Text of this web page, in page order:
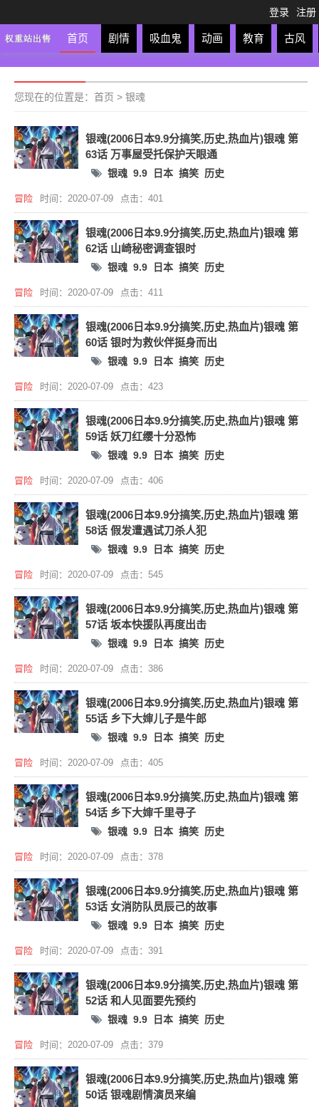
登录 注册
首页 剧情 吸血鬼 动画 教育 古风
轻松 校园 科幻 亲子 格斗 运动 恋爱 竞
您现在的位置是： 首页 > 银魂
银魂(2006日本9.9分搞笑,历史,热血片)银魂 第
63话 万事屋受托保护天眼通
银魂 9.9 日本 搞笑 历史
冒险 时间：2020-07-09 点击：401
银魂(2006日本9.9分搞笑,历史,热血片)银魂 第
62话 山崎秘密调查银时
银魂 9.9 日本 搞笑 历史
冒险 时间：2020-07-09 点击：411
银魂(2006日本9.9分搞笑,历史,热血片)银魂 第
60话 银时为救伙伴挺身而出
银魂 9.9 日本 搞笑 历史
冒险 时间：2020-07-09 点击：423
银魂(2006日本9.9分搞笑,历史,热血片)银魂 第
59话 妖刀红缨十分恐怖
银魂 9.9 日本 搞笑 历史
冒险 时间：2020-07-09 点击：406
银魂(2006日本9.9分搞笑,历史,热血片)银魂 第
58话 假发遭遇试刀杀人犯
银魂 9.9 日本 搞笑 历史
冒险 时间：2020-07-09 点击：545
银魂(2006日本9.9分搞笑,历史,热血片)银魂 第
57话 坂本快援队再度出击
银魂 9.9 日本 搞笑 历史
冒险 时间：2020-07-09 点击：386
银魂(2006日本9.9分搞笑,历史,热血片)银魂 第
55话 乡下大婶儿子是牛郎
银魂 9.9 日本 搞笑 历史
冒险 时间：2020-07-09 点击：405
银魂(2006日本9.9分搞笑,历史,热血片)银魂 第
54话 乡下大婶千里寻子
银魂 9.9 日本 搞笑 历史
冒险 时间：2020-07-09 点击：378
银魂(2006日本9.9分搞笑,历史,热血片)银魂 第
53话 女消防队员辰己的故事
银魂 9.9 日本 搞笑 历史
冒险 时间：2020-07-09 点击：391
银魂(2006日本9.9分搞笑,历史,热血片)银魂 第
52话 和人见面要先预约
银魂 9.9 日本 搞笑 历史
冒险 时间：2020-07-09 点击：379
银魂(2006日本9.9分搞笑,历史,热血片)银魂 第
50话 银魂剧情演员来编